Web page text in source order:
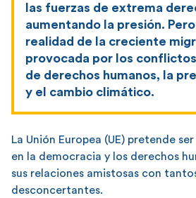
las fuerzas de extrema
aumentando la presión.
realidad de la creciente
provocada por los
de derechos humanos, la
y el cambio climático.
La Unión Europea (UE) pretende
en la democracia y los derechos
sus relaciones amistosas con
desconcertantes.